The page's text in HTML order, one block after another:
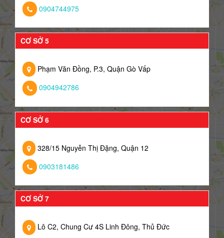
0904744975
CƠ SỞ 5
Phạm Văn Đồng, P.3, Quận Gò Vấp
0904942786
CƠ SỞ 6
328/15 Nguyễn Thị Đặng, Quận 12
0903181486
CƠ SỞ 7
Lô C2, Chung Cư 4S Linh Đông, Thủ Đức